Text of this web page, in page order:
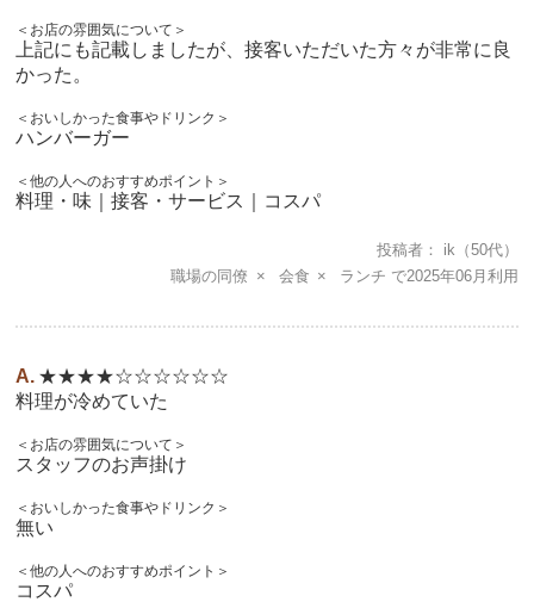
＜お店の雰囲気について＞
上記にも記載しましたが、接客いただいた方々が非常に良
かった。
＜おいしかった食事やドリンク＞
ハンバーガー
＜他の人へのおすすめポイント＞
料理・味｜接客・サービス｜コスパ
投稿者 ik （50代）
職場の同僚
会食 ランチ 2025年06月
★★★★☆☆☆☆☆☆
料理が冷めていた
＜お店の雰囲気について＞
スタッフのお声掛け
＜おいしかった食事やドリンク＞
無い
＜他の人へのおすすめポイント＞
コスパ